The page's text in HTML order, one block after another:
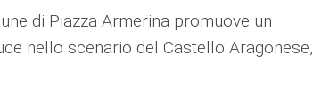
di Piazza Armerina promuove un
nello scenario del Castello Aragonese,